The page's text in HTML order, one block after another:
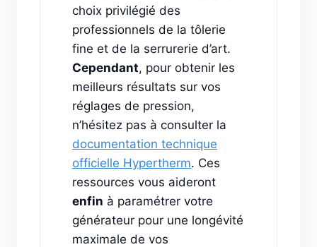
choix privilégié des
professionnels de la tôlerie
fine et de la serrurerie d’art.
Cependant, pour obtenir les
meilleurs résultats sur vos
réglages de pression,
n’hésitez pas à consulter la
documentation technique
officielle Hypertherm. Ces
ressources vous aideront
enfin à paramétrer votre
générateur pour une longévité
maximale de vos